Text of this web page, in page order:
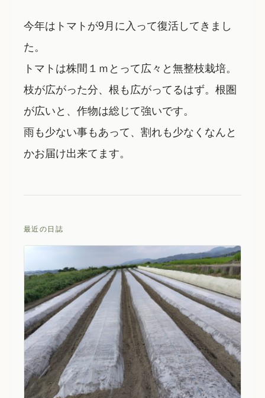
今年はトマトが9月に入って復活してきまし
た。
トマトは株間１ｍとって広々と無整枝栽培。
枝が広がった分、根も広がってるはず。根圏
が広いと、作物は総じて強いです。
雨も少ない事もあって、割れも少なくなんと
かお届け出来てます。
最近の日誌